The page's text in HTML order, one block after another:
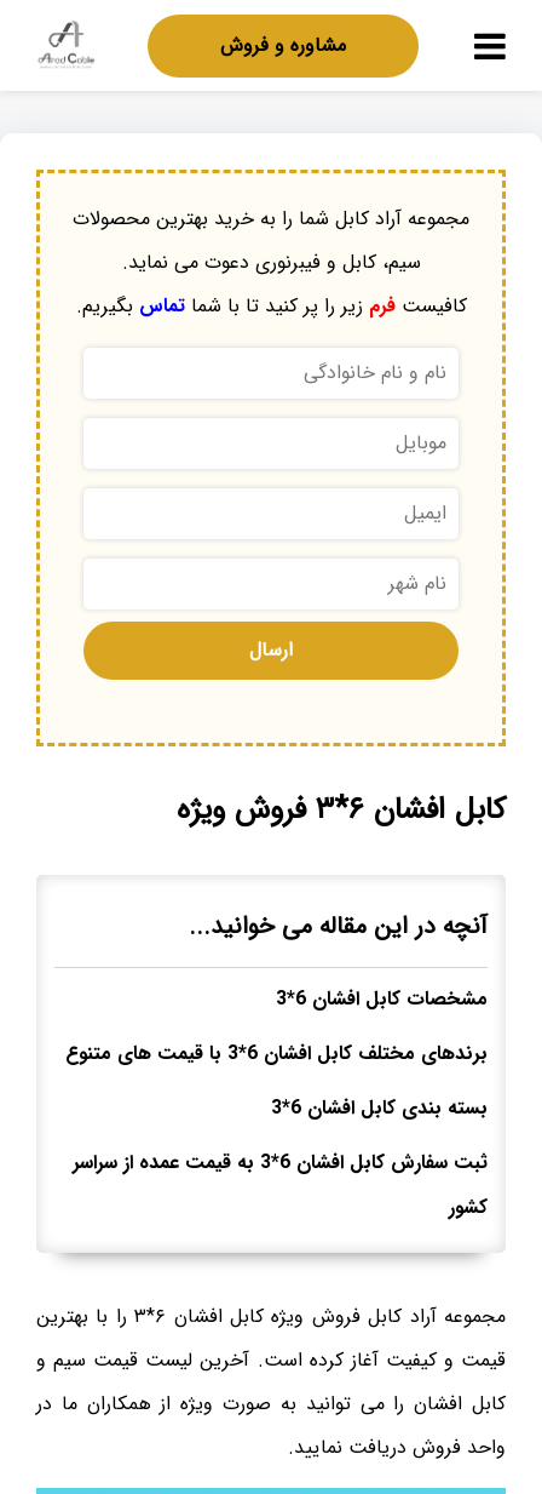
مشاوره و فروش
مجموعه آراد کابل شما را به خرید بهترین محصولات
سیم، کابل و فیبرنوری دعوت می نماید.
کافیستفرم زیر را پر کنید تا با شماتماس بگیریم.
کابل افشان ۶*۳ فروش ویژه
آنچه در این مقاله می خوانید...
مشخصات کابل افشان 6*3
برندهای مختلف کابل افشان 6*3 با قیمت های متنوع
بسته بندی کابل افشان 6*3
ثبت سفارش کابل افشان 6*3 به قیمت عمده از سراسر
کشور
مجموعه آراد کابل فروش ویژه کابل افشان ۶*۳ را با بهترین
قیمت و کیفیت آغاز کرده است. آخرین لیست قیمت سیم و
کابل افشان را می توانید به صورت ویژه از همکاران ما در
واحد فروش دریافت نمایید.